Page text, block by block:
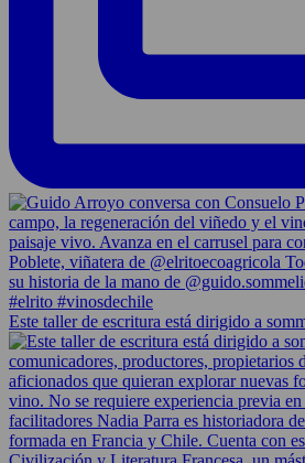
Este taller de escritura está dirigido a